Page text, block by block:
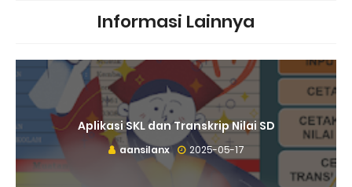
Informasi Lainnya
Aplikasi SKL dan Transkrip Nilai SD
aansilanx 2025-05-17